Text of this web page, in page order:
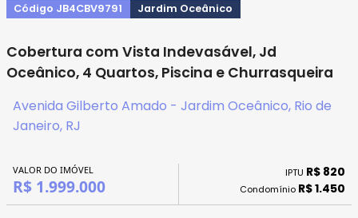
Código JB4CBV9791 Jardim Oceânico
Cobertura com Vista Indevasável, Jd
Oceânico, 4 Quartos, Piscina e Churrasqueira
Avenida Gilberto Amado - Jardim Oceânico, Rio de
Janeiro, RJ
VALOR DO IMÓVEL
R$ 1.999.000
IPTU R$ 820
Condomínio R$ 1.450